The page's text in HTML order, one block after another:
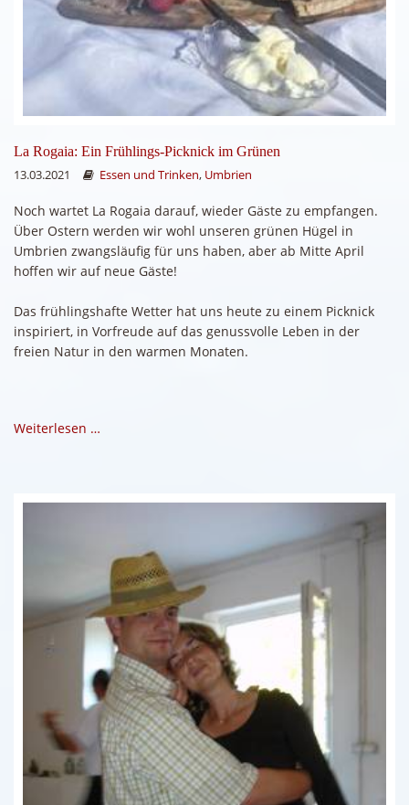
La Rogaia: Ein Frühlings-Picknick im Grünen
13.03.2021
Essen und Trinken, Umbrien
Noch wartet La Rogaia darauf, wieder Gäste zu empfangen.
Über Ostern werden wir wohl unseren grünen Hügel in
Umbrien zwangsläufig für uns haben, aber ab Mitte April
hoffen wir auf neue Gäste!
Das frühlingshafte Wetter hat uns heute zu einem Picknick
inspiriert, in Vorfreude auf das genussvolle Leben in der
freien Natur in den warmen Monaten.
Weiterlesen …